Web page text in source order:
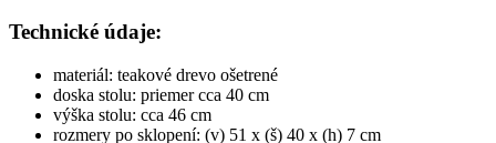
Technické údaje:
materiál: teakové drevo ošetrené
doska stolu: priemer cca 40 cm
výška stolu: cca 46 cm
rozmery po sklopení: (v) 51 x (š) 40 x (h) 7 cm